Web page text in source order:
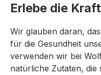
Erlebe die
Wir glauben daran,
für die Gesundheit
verwenden wir bei
natürliche Zutaten, die